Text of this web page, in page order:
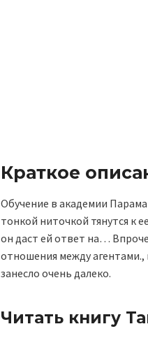
Краткое
Обучение в академии
тонкой ниточкой тянутся к
он даст ей ответ на…
отношения между агентами.,
занесло очень далеко.
Читать книгу